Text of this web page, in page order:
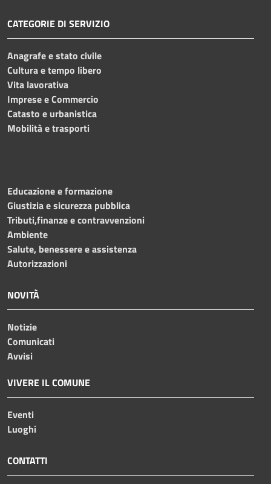
CATEGORIE DI SERVIZIO
Anagrafe e stato civile
Cultura e tempo libero
Vita lavorativa
Imprese e Commercio
Catasto e urbanistica
Mobilità e trasporti
Educazione e formazione
Giustizia e sicurezza pubblica
Tributi,finanze e contravvenzioni
Ambiente
Salute, benessere e assistenza
Autorizzazioni
NOVITÀ
Notizie
Comunicati
Avvisi
VIVERE IL COMUNE
Eventi
Luoghi
CONTATTI